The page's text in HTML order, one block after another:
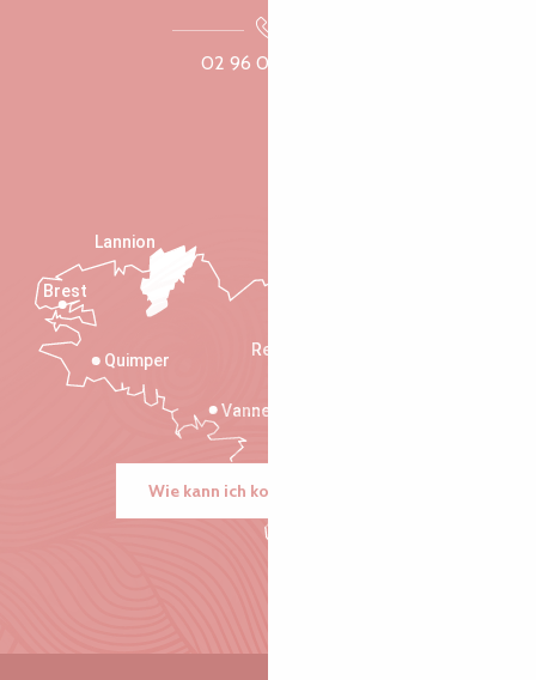
02 96 05 60 70
Rennes
Vannes
Quimper
Lannion
Brest
Wie kann ich kommen?